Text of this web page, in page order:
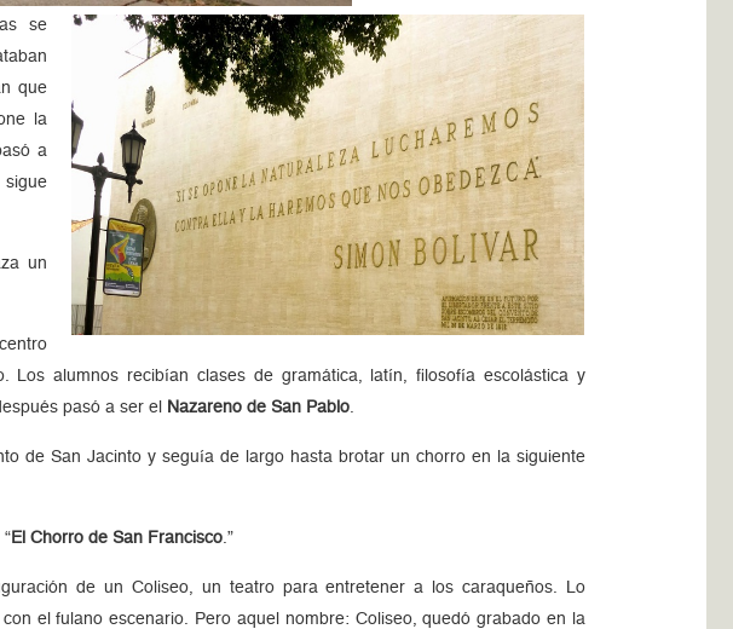
se
que
la
a
sigue
un
Los alumnos recibían clases de gramática, latín, filosofía escolástica y
pasó a ser el
Nazareno de San Pablo
de San Jacinto y seguía de largo hasta brotar un chorro en la siguiente
El Chorro de San Francisco .”
de un Coliseo, un teatro para entretener a los caraqueños. Lo
el fulano escenario. Pero aquel nombre: Coliseo, quedó grabado en la